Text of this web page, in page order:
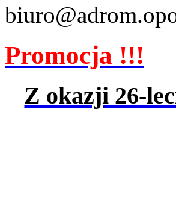
Promocja !!!
Z okazji 26-